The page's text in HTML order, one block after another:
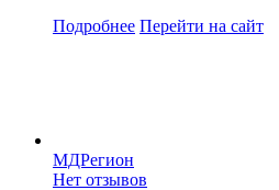
Подробнее Перейти на сайт
МДРегион
Нет отзывов